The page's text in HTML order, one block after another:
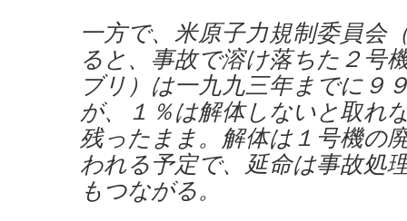
一方で、米原子力規制委員会
ると、事故で溶け落ちた２号
ブリ）は一九九三年までに９
が、１％は解体しないと取れ
残ったまま。解体は１号機の
われる予定で、延命は事故処
もつながる。